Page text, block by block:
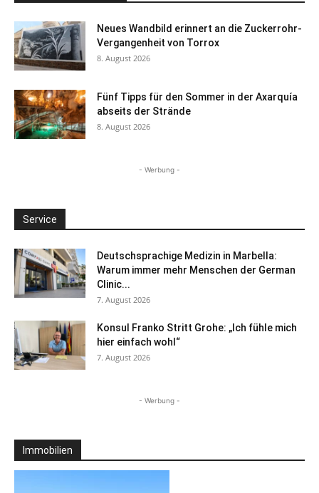
Neues Wandbild erinnert an die Zuckerrohr-
Vergangenheit von Torrox
8. August 2026
Fünf Tipps für den Sommer in der Axarquía
abseits der Strände
8. August 2026
- Werbung -
Service
Deutschsprachige Medizin in Marbella:
Warum immer mehr Menschen der German
Clinic...
7. August 2026
Konsul Franko Stritt Grohe: „Ich fühle mich
hier einfach wohl“
7. August 2026
- Werbung -
Immobilien